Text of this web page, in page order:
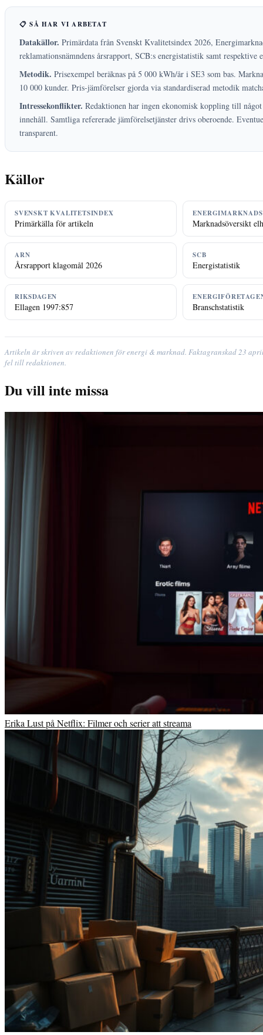
📋 SÅ HAR VI ARBETAT
Datakällor. Primärdata från Svenskt Kvalitetsindex 2026,
reklamationsnämndens årsrapport, SCB:s energistatistik samt
Metodik. Prisexempel beräknas på 5 000 kWh/år i SE3 som bas.
10 000 kunder. Pris-jämförelser gjorda via standardiserad metodik
Intressekonflikter. Redaktionen har ingen ekonomisk koppling till
innehåll. Samtliga refererade jämförelsetjänster drivs oberoende.
transparent.
Källor
SVENSKT KVALITETSINDEX
Primärkälla för artikeln Marknadsöversikt
ARN
Årsrapport klagomål 2026
SCB
Energistatistik
RIKSDAGEN
Ellagen 1997:857 Branschstatistik
Artikeln är skriven av redaktionen för energi & marknad. Faktagranskad 23
fel till redaktionen.
Du vill inte missa
Erika Lust på Netflix: Filmer och serier att streama